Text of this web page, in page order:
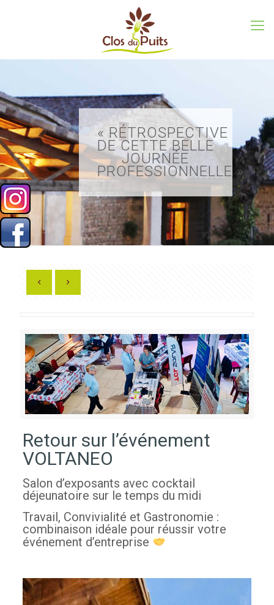
« RÉTROSPECTIVE
DE CETTE BELLE
JOURNÉE
PROFESSIONNELLE »
Retour sur l’événement
VOLTANEO
Salon d’exposants avec cocktail
déjeunatoire sur le temps du midi
Travail, Convivialité et Gastronomie :
combinaison idéale pour réussir votre
événement d’entreprise